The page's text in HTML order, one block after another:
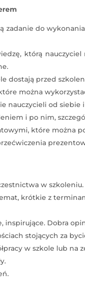
zadanie do
którą
dostają przed
można
nauczycieli od siebie
i po nim,
które można
w szkoleniu.
krótkie z
inspirujące. Dobra
stojących za
w szkole lub na